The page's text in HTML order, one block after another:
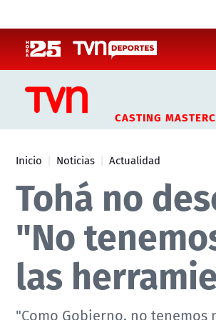
CASTING
Inicio Noticias Actualidad
Tohá no
"No
las
"Como Gobierno, no